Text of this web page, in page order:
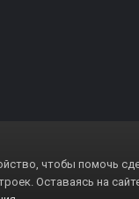
чтобы помочь
Оставаясь на